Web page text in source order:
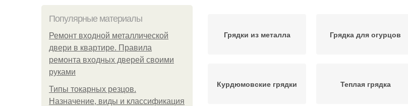
Популярные материалы
Ремонт входной металлической
двери в квартире. Правила
ремонта входных дверей своими
руками
Типы токарных резцов.
Назначение, виды и классификация
Грядки из металла Грядка для огурцов
Курдюмовские грядки Теплая грядка